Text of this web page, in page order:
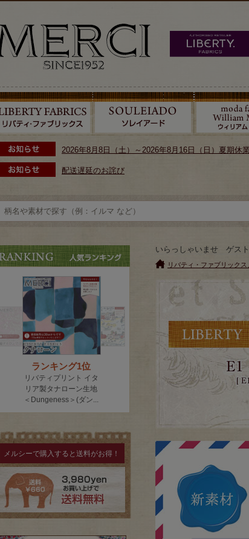
2026年8月8日（土）～2026年8月16日（日）夏期休
配送遅延のお詫び
メルシーで購入すると送料がお得！
いらっしゃいませ ゲス
リバティ・ファブリック